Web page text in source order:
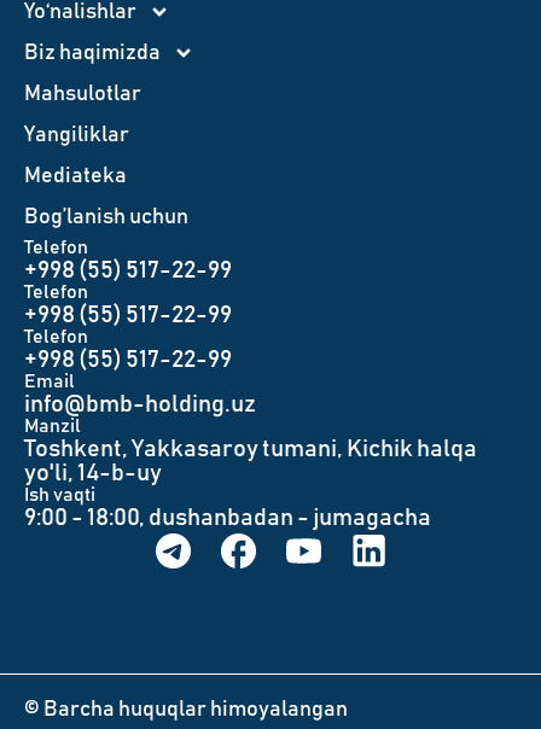
Yo‘nalishlar
Biz haqimizda
Mahsulotlar
Yangiliklar
Mediateka
Bog’lanish uchun
Telefon
+998 (55) 517-22-99
Telefon
+998 (55) 517-22-99
Telefon
+998 (55) 517-22-99
Email
info@bmb-holding.uz​
Manzil
Toshkent, Yakkasaroy tumani, Kichik halqa
yo'li, 14-b-uy
Ish vaqti
9:00 - 18:00, dushanbadan - jumagacha
© Barcha huquqlar himoyalangan